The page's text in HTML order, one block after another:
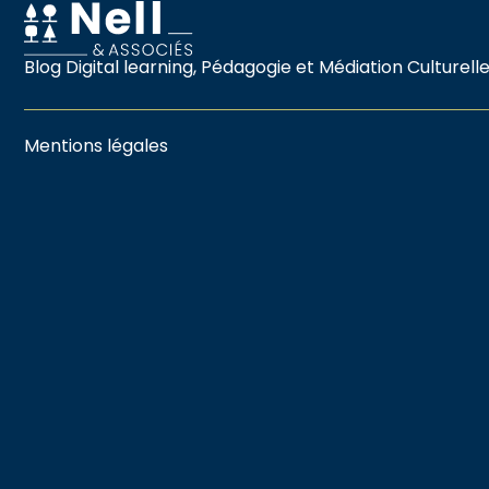
Blog Digital learning, Pédagogie et Médiation Culturelle
Mentions légales